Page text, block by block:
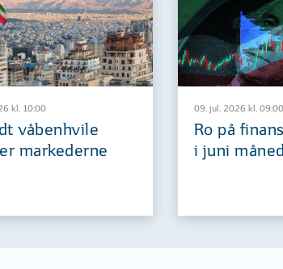
kl. 10:00
våbenhvile
markederne
09. jul. 2026 kl. 09:00
Ro på
i juni måned